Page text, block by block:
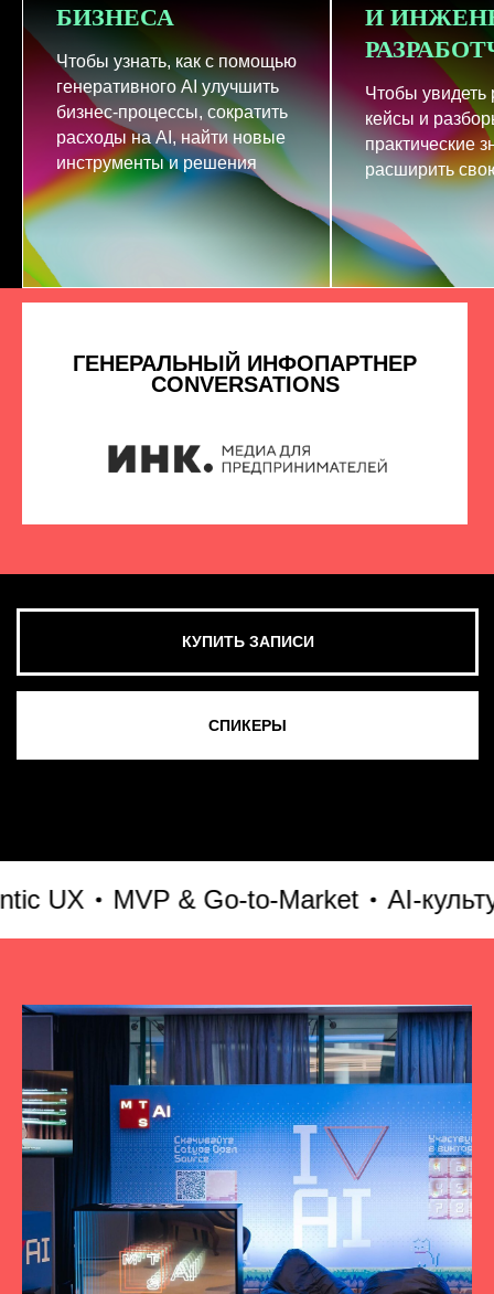
БИЗНЕСА
Чтобы узнать, как с помощью
генеративного AI улучшить
бизнес-процессы, сократить
расходы на AI, найти новые
инструменты и решения
И
Чтобы увидеть
кейсы и
практические
расширить
MVP & Go-to-Market AI-культура